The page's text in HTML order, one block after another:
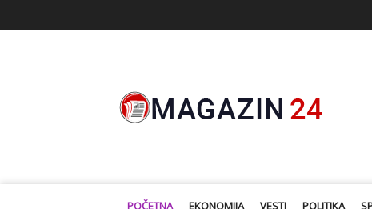
POČETNA EKONOMIJA VESTI POLITIKA